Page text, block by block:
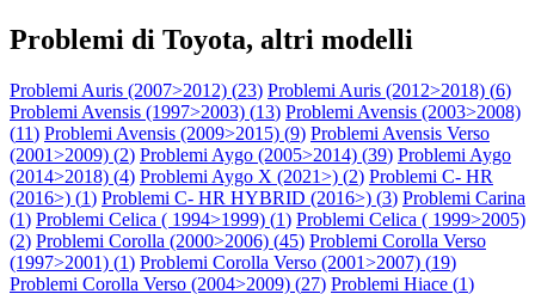
Problemi di Toyota, altri modelli
Problemi Auris (2007>2012) (23) Problemi Auris (2012>2018) (6)
Problemi Avensis (1997>2003) (13) Problemi Avensis (2003>2008)
(11) Problemi Avensis (2009>2015) (9) Problemi Avensis Verso
(2001>2009) (2) Problemi Aygo (2005>2014) (39) Problemi Aygo
(2014>2018) (4) Problemi Aygo X (2021>) (2) Problemi C- HR
(2016>) (1) Problemi C- HR HYBRID (2016>) (3) Problemi Carina
(1) Problemi Celica ( 1994>1999) (1) Problemi Celica ( 1999>2005)
(2) Problemi Corolla (2000>2006) (45) Problemi Corolla Verso
(1997>2001) (1) Problemi Corolla Verso (2001>2007) (19)
Problemi Corolla Verso (2004>2009) (27) Problemi Hiace (1)